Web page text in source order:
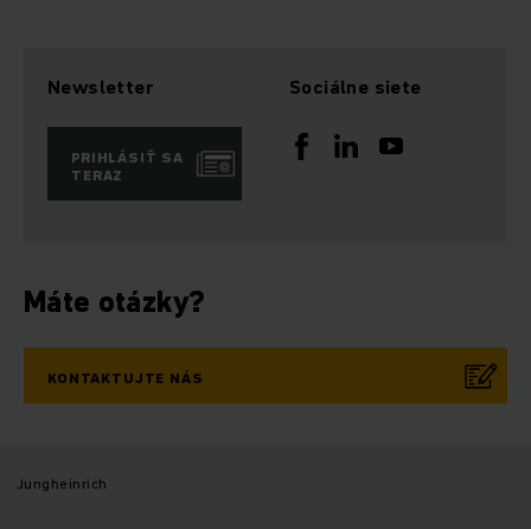
Newsletter
PRIHLÁSIŤ SA
TERAZ
Sociálne siete
Máte otázky?
KONTAKTUJTE NÁS
Jungheinrich